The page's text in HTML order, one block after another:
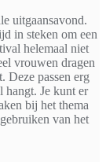
uitgaansavond.
in steken om een
helemaal niet
vrouwen dragen
Deze passen erg
hangt. Je kunt er
bij het thema
van het